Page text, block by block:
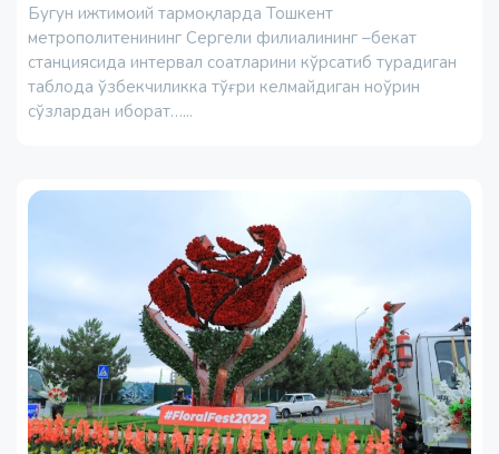
Бугун ижтимоий тармоқларда Тошкент
метрополитенининг Сергели филиалининг –бекат
станциясида интервал соатларини кўрсатиб турадиган
таблода ўзбекчиликка тўғри келмайдиган ноўрин
сўзлардан иборат…...